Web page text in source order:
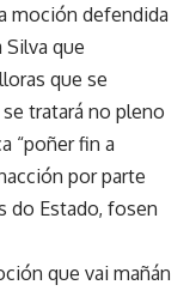
moción defendida
Silva que
que se
tratará no pleno
“poñer fin a
por parte
do Estado, fosen
que vai mañán